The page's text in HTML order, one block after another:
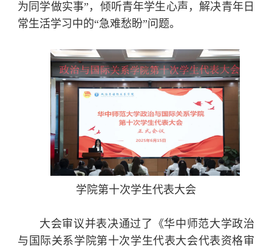
为同学做实事”，倾听青年学生心声，解决青年日
常生活学习中的“急难愁盼”问题。
学院第十次学生代表大会
大会审议并表决通过了《华中师范大学政治
与国际关系学院第十次学生代表大会代表资格审